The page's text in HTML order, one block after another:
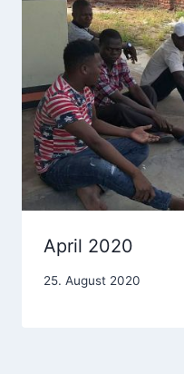
April 2020
25. August 2020